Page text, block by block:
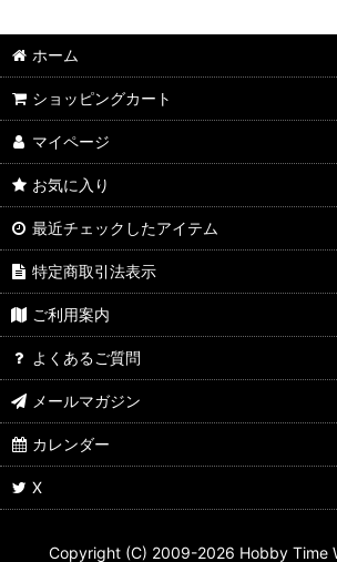
ホーム
ショッピングカート
マイページ
お気に入り
最近チェックしたアイテム
特定商取引法表示
ご利用案内
よくあるご質問
メールマガジン
カレンダー
X
Copyright (C) 2009-2026 Hobby Time